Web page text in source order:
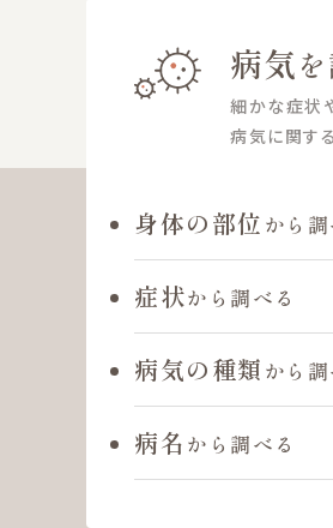
病気
細かな症状
病気に関す
身体の部位 から調
症状から調べる
病気の種類 から調
病名 から調べる